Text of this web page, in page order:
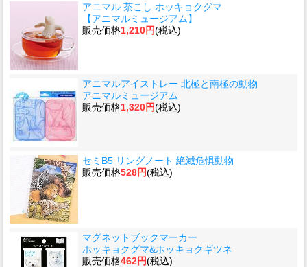
アニマル 茶こし ホッキョクグマ
【アニマルミュージアム】
販売価格1,210円(税込)
アニマルアイストレー 北極と南極の動物
アニマルミュージアム
販売価格1,320円(税込)
セミB5 リングノート 絶滅危惧動物
販売価格528円(税込)
マグネットブックマーカー
ホッキョクグマ&ホッキョクギツネ
販売価格462円(税込)